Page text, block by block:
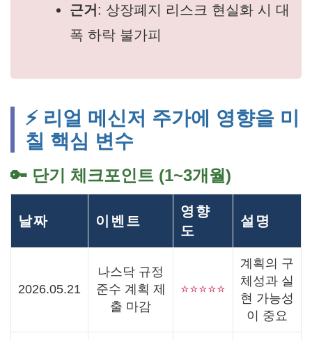
근거 : 상장폐지 리스크 현실화 시 대
폭 하락 불가피
⚡ 리얼 메신저 주가에 영향을 미
칠 핵심 변수
🔑 단기 체크포인트 (1~3개월)
날짜 이벤트
영향
도
설명
2026.05.21
나스닥 규정
준수 계획 제
출 마감
⭐⭐⭐⭐⭐
계획의 구
체성과 실
현 가능성
이 중요